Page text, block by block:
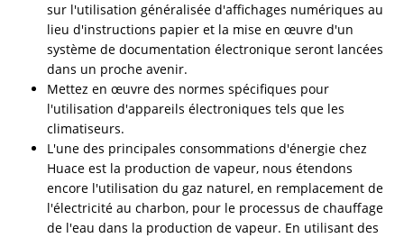
sur l'utilisation généralisée d'affichages numériques au
lieu d'instructions papier et la mise en œuvre d'un
système de documentation électronique seront lancées
dans un proche avenir.
Mettez en œuvre des normes spécifiques pour
l'utilisation d'appareils électroniques tels que les
climatiseurs.
L'une des principales consommations d'énergie chez
Huace est la production de vapeur, nous étendons
encore l'utilisation du gaz naturel, en remplacement de
l'électricité au charbon, pour le processus de chauffage
de l'eau dans la production de vapeur. En utilisant des